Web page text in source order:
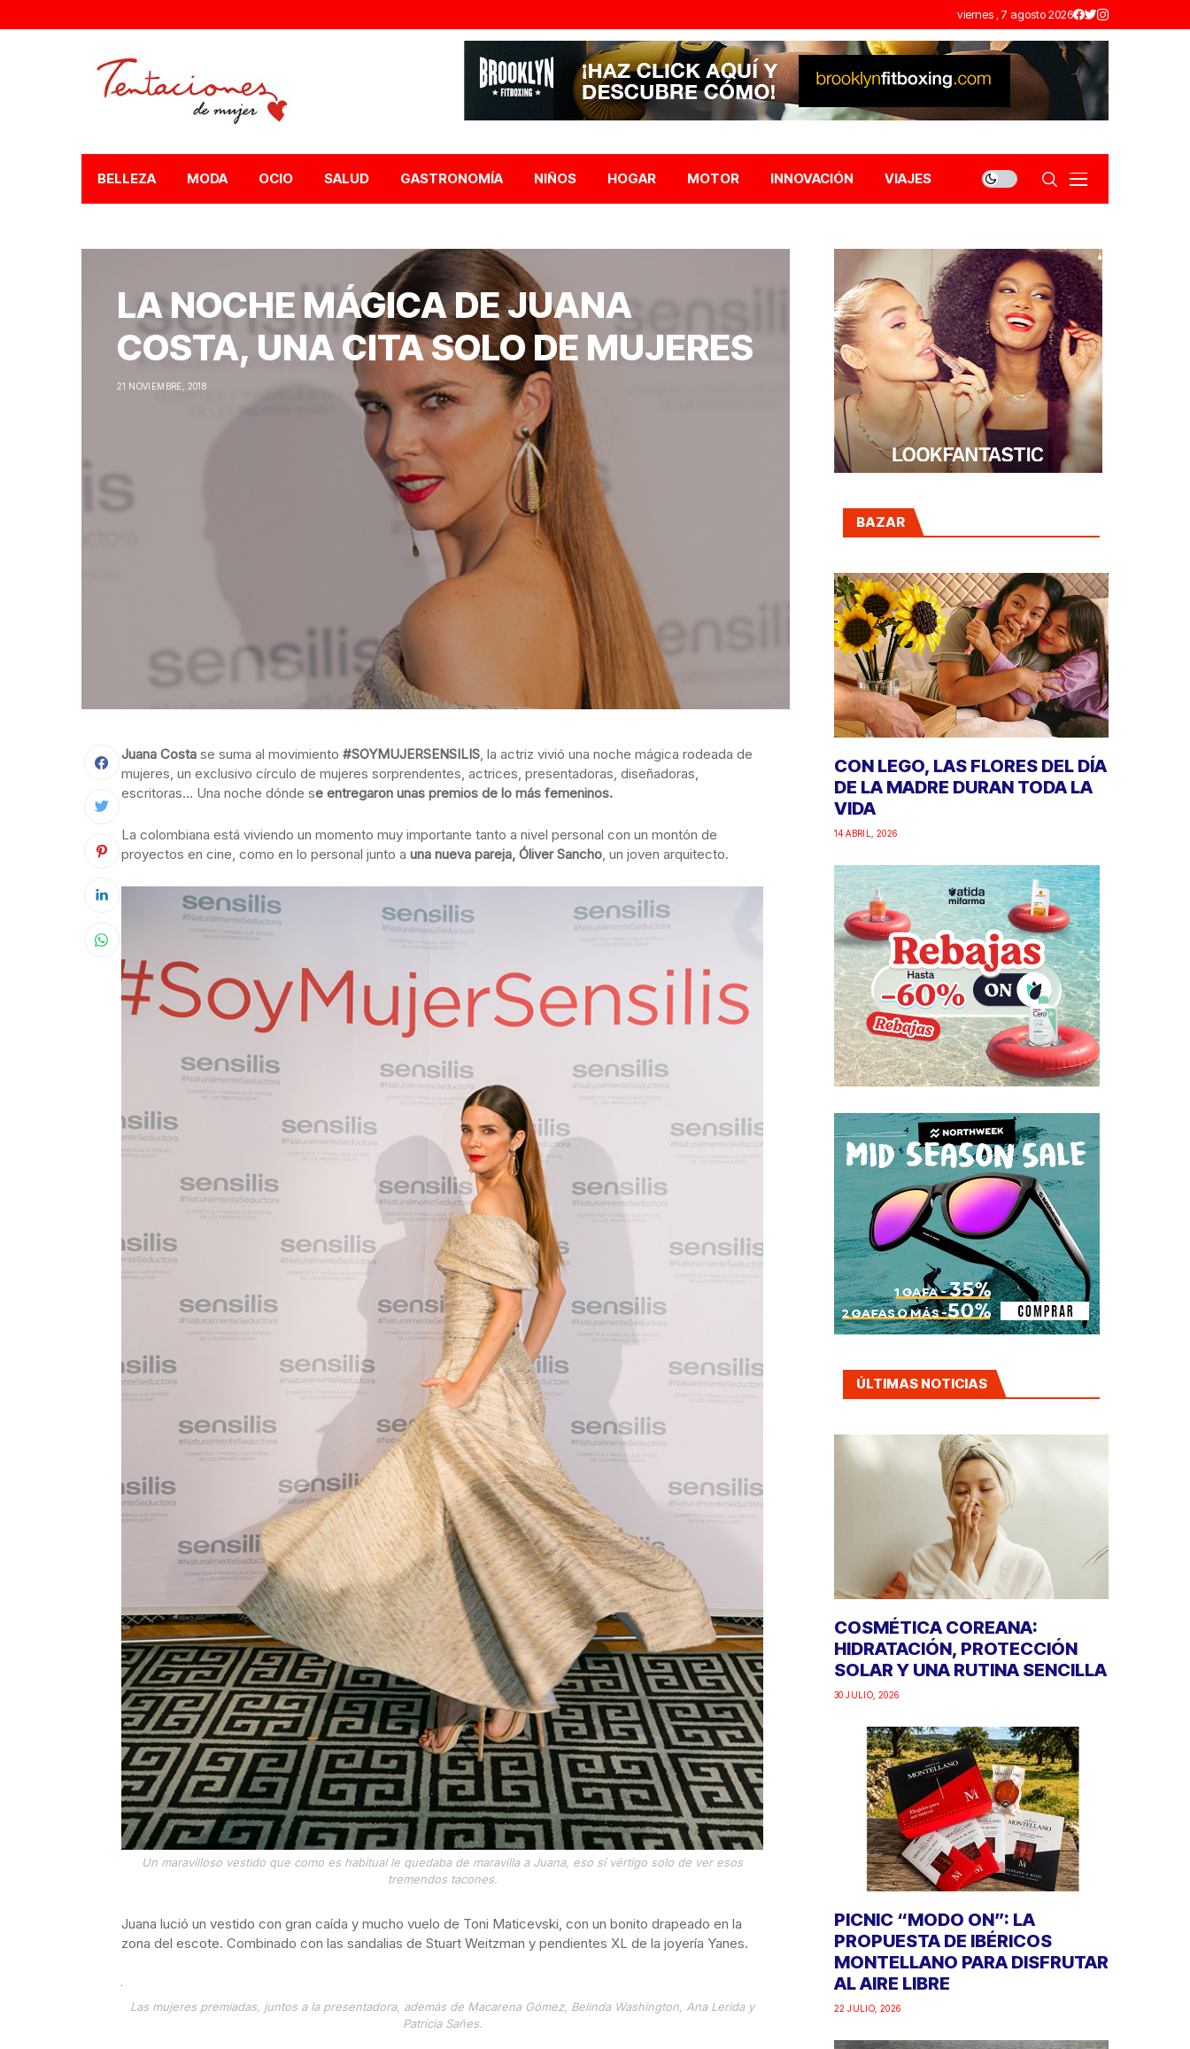
viernes , 7 agosto 2026
BELLEZA MODA OCIO SALUD GASTRONOMÍA NIÑOS HOGAR MOTOR INNOVACIÓN VIAJES
LA NOCHE MÁGICA DE JUANA
COSTA, UNA CITA SOLO DE MUJERES
21 NOVIEMBRE, 2018
Juana Costa se suma al movimiento #SOYMUJERSENSILIS, la actriz vivió una noche mágica rodeada de
mujeres, un exclusivo círculo de mujeres sorprendentes, actrices, presentadoras, diseñadoras,
escritoras… Una noche dónde se entregaron unas premios de lo más femeninos.
La colombiana está viviendo un momento muy importante tanto a nivel personal con un montón de
proyectos en cine, como en lo personal junto a una nueva pareja, Óliver Sancho, un joven arquitecto.
Un maravilloso vestido que como es habitual le quedaba de maravilla a Juana, eso sí vértigo solo de ver esos
tremendos tacones.
Juana lució un vestido con gran caída y mucho vuelo de Toni Maticevski, con un bonito drapeado en la
zona del escote. Combinado con las sandalias de Stuart Weitzman y pendientes XL de la joyería Yanes.
Las mujeres premiadas, juntos a la presentadora, además de Macarena Gómez, Belinda Washington, Ana Lerida y
Patricia Sañes.
BAZAR
CON LEGO, LAS FLORES DEL DÍA
DE LA MADRE DURAN TODA LA
VIDA
14 ABRIL, 2026
ÚLTIMAS NOTICIAS
COSMÉTICA COREANA:
HIDRATACIÓN, PROTECCIÓN
SOLAR Y UNA RUTINA SENCILLA
30 JULIO, 2026
PICNIC “MODO ON”: LA
PROPUESTA DE IBÉRICOS
MONTELLANO PARA DISFRUTAR
AL AIRE LIBRE
22 JULIO, 2026